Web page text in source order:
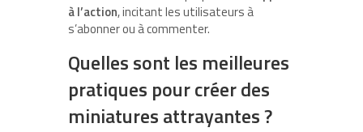
à l’action, incitant les utilisateurs à
s’abonner ou à commenter.
Quelles sont les meilleures
pratiques pour créer des
miniatures attrayantes ?